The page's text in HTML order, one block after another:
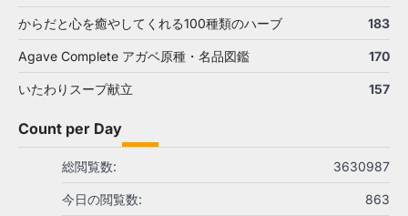
からだと心を癒やしてくれる100種類のハーブ 183
Agave Complete アガベ原種・名品図鑑 170
いたわりスープ献立 157
Count per Day
3630987
総閲覧数:
863
今日の閲覧数: